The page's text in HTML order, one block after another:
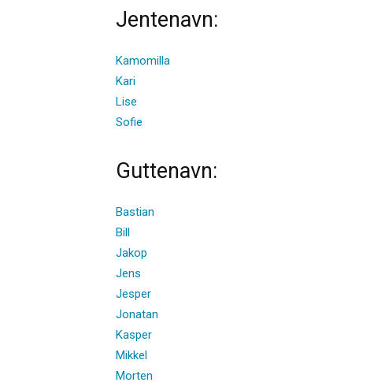
Jentenavn:
Kamomilla
Kari
Lise
Sofie
Guttenavn:
Bastian
Bill
Jakop
Jens
Jesper
Jonatan
Kasper
Mikkel
Morten